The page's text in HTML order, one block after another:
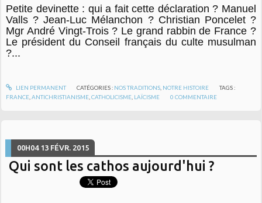
Petite devinette : qui a fait cette déclaration ? Manuel
Valls ? Jean-Luc Mélanchon ? Christian Poncelet ?
Mgr André Vingt-Trois ? Le grand rabbin de France ?
Le président du Conseil français du culte musulman
?...
LIEN PERMANENT CATÉGORIES : NOS TRADITIONS, NOTRE HISTOIRE
TAGS :
FRANCE ,ANTICHRISTIANISME ,CATHOLICISME LAÏCISME 0 COMMENTAIRE
00H04 13 FÉVR. 2015
Qui sont les cathos aujourd'hui ?